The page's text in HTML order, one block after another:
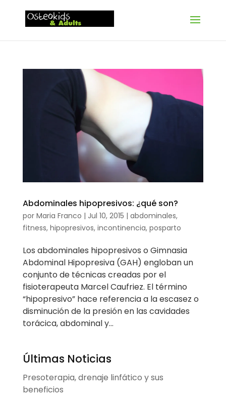
Abdominales hipopresivos: ¿qué son?
por Maria Franco | Jul 10, 2015 | abdominales,
fitness, hipopresivos, incontinencia, posparto
Los abdominales hipopresivos o Gimnasia
Abdominal Hipopresiva (GAH) engloban un
conjunto de técnicas creadas por el
fisioterapeuta Marcel Caufriez. El término
“hipopresivo” hace referencia a la escasez o
disminución de la presión en las cavidades
torácica, abdominal y...
Últimas Noticias
Presoterapia, drenaje linfático y sus
beneficios